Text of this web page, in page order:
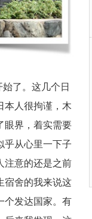
了。这几个日
本人很拘谨，木
眼界，着实需要
乎从心里一下子
注意的还是之前
宿舍的我来说这
个发达国家。有